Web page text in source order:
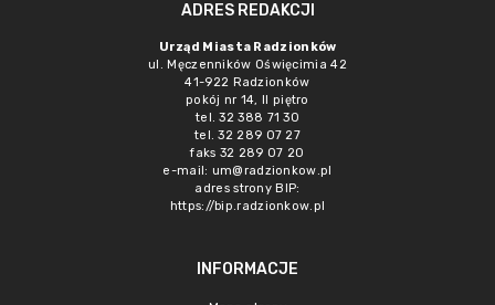
ADRES REDAKCJI
Urząd Miasta Radzionków
ul. Męczenników Oświęcimia 42
41-922 Radzionków
pokój nr 14, II piętro
tel. 32 388 71 30
tel. 32 289 07 27
faks 32 289 07 20
e-mail: um@radzionkow.pl
adres strony BIP:
https://bip.radzionkow.pl
INFORMACJE